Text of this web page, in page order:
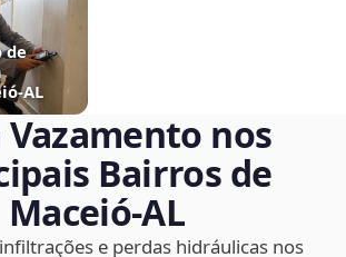
de
Vazamento nos
Bairros de
Maceió‑AL
e perdas hidráulicas nos